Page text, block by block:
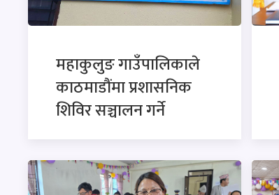
महाकुलुङ गाउँपालिकाले
काठमाडौंमा प्रशासनिक
शिविर सञ्चालन गर्ने